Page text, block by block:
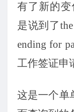
有了新的变
是说到了the
ending for
工作签证申
这是一个单